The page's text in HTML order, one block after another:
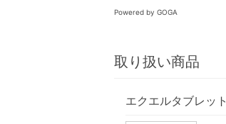
Powered by GOGA
取り扱い商品
エクエルタブレット